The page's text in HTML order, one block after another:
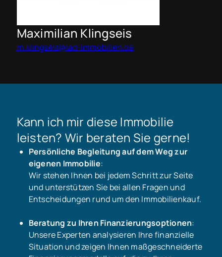
Maximilian Klingseis
m.klingseis@iad-immobilien.de
Kann ich mir diese Immobilie
leisten? Wir beraten Sie gerne!
Persönliche Begleitung auf dem Weg zur
eigenen Immobilie:
Wir stehen Ihnen bei jedem Schritt zur Seite
und unterstützen Sie bei allen Fragen und
Entscheidungen rund um den Immobilienkauf.
Beratung zu Ihren Finanzierungsoptionen:
Unsere Experten analysieren Ihre finanzielle
Situation und zeigen Ihnen maßgeschneiderte